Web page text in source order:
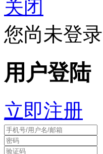
关闭
您尚未登录
用户登陆
立即注册